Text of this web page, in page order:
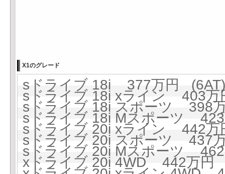
X1のグレード
sドライブ 18i 377万円 (6AT)
sドライブ 18i xライン 403
sドライブ 18i スポーツ 398
sドライブ 18i Mスポーツ
sドライブ 20i xライン 442
sドライブ 20i スポーツ 437
sドライブ 20i Mスポーツ
xドライブ 20i 4WD 442万円